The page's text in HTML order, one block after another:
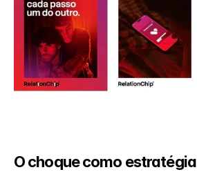
O choque como estratégia